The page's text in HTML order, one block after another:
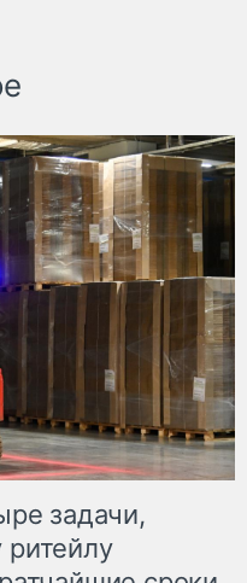
задачи,